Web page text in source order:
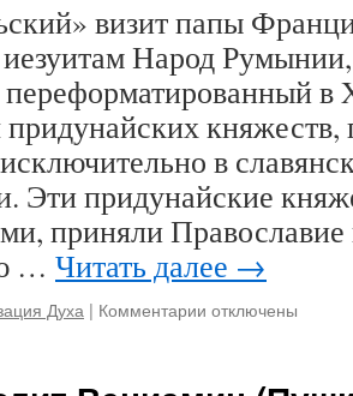
визит папы
Народ
переформатированный в
княжеств,
в
Эти придунайские
приняли
… Читать далее →
Духа | Комментарии к
Романова.
отключены